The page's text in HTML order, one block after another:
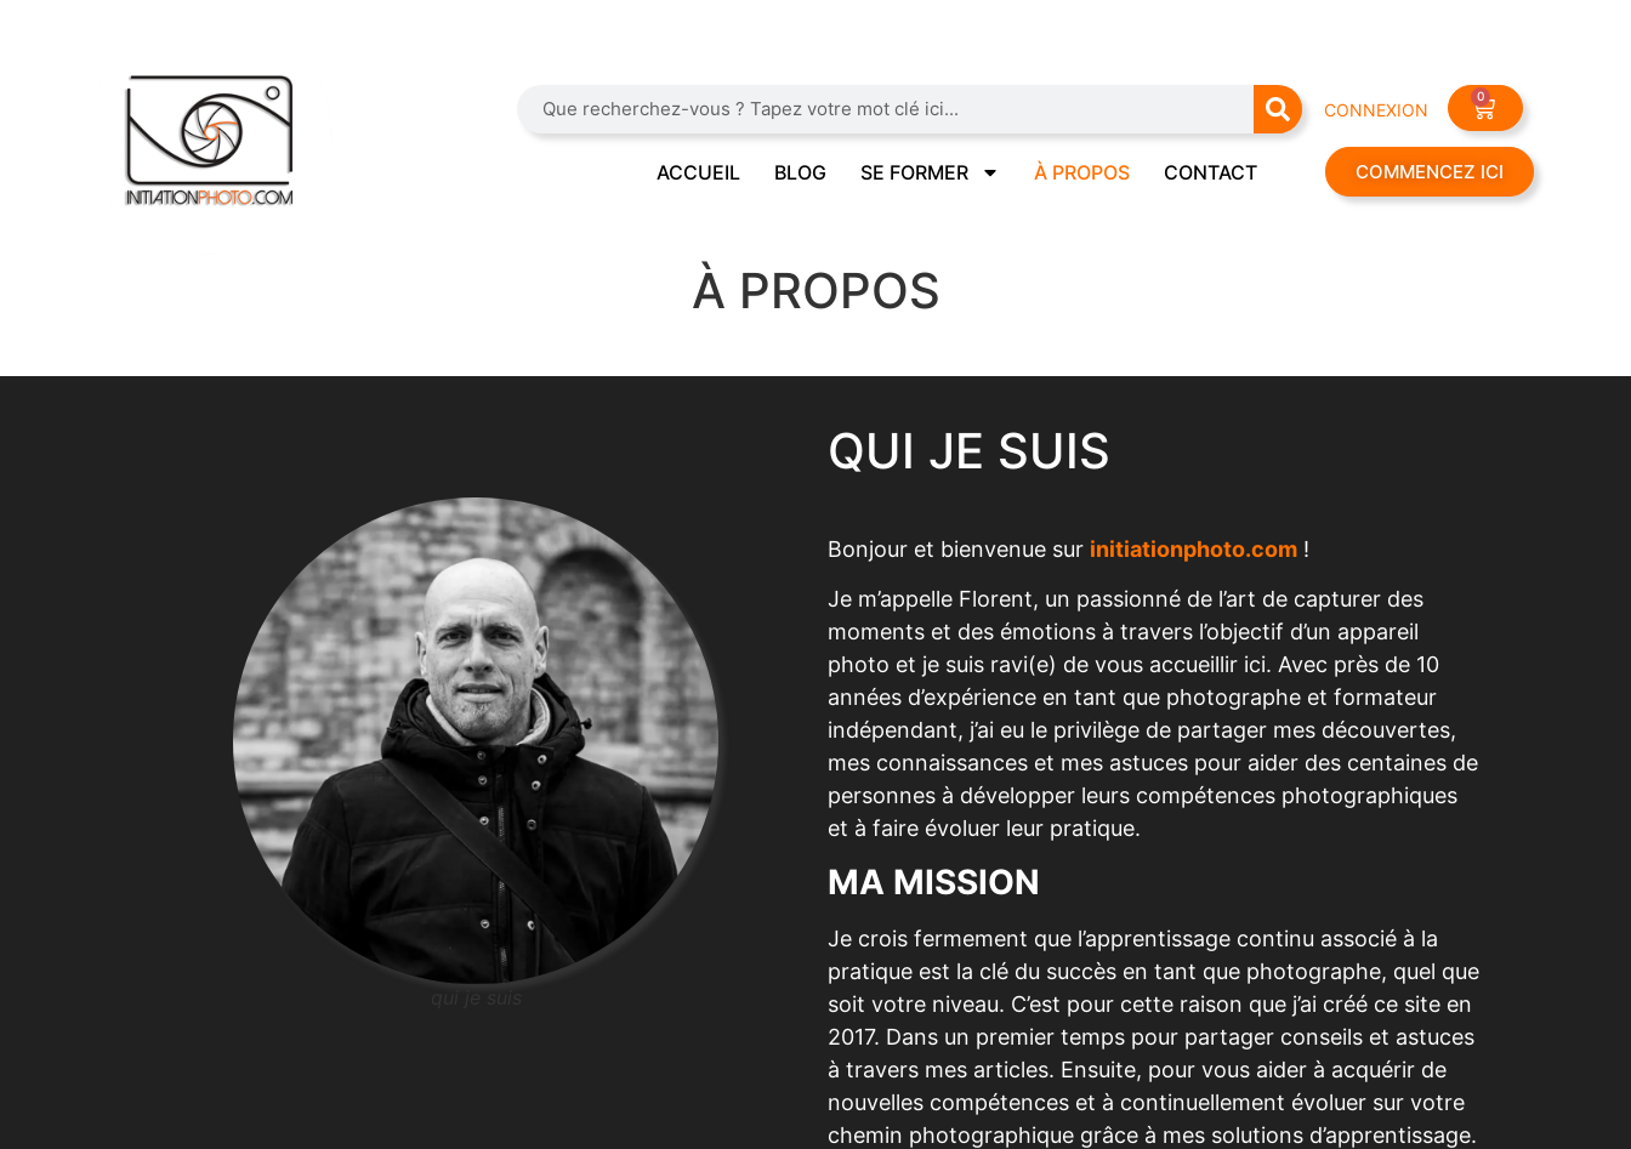
CONNEXION
0
ACCUEIL BLOG SE FORMER À PROPOS CONTACT COMMENCEZ ICI
À PROPOS
QUI JE SUIS
Bonjour et bienvenue sur initiationphoto.com !
Je m’appelle Florent, un passionné de l’art de capturer des
moments et des émotions à travers l’objectif d’un appareil
photo et je suis ravi(e) de vous accueillir ici. Avec près de 10
années d’expérience en tant que photographe et formateur
indépendant, j’ai eu le privilège de partager mes découvertes,
mes connaissances et mes astuces pour aider des centaines de
personnes à développer leurs compétences photographiques
et à faire évoluer leur pratique.
MA MISSION
Je crois fermement que l’apprentissage continu associé à la
pratique est la clé du succès en tant que photographe, quel que
soit votre niveau. C’est pour cette raison que j’ai créé ce site en
2017. Dans un premier temps pour partager conseils et astuces
à travers mes articles. Ensuite, pour vous aider à acquérir de
nouvelles compétences et à continuellement évoluer sur votre
chemin photographique grâce à mes solutions d’apprentissage.